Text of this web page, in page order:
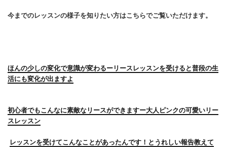
今までのレッスンの様子を知りたい方はこちらでご覧いただけます。
ほんの少しの変化で意識が変わるーリースレッスンを受けると普段の生
活にも変化が出ますよ
初心者でもこんなに素敵なリースができますー大人ピンクの可愛いリー
スレッスン
レッスンを受けてこんなことがあったんです！とうれしい報告教えて